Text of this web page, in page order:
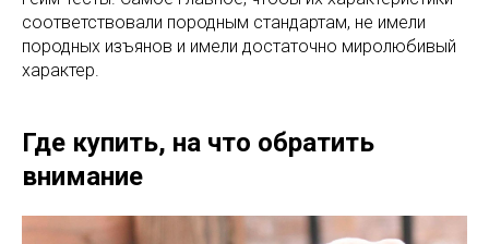
соответствовали породным стандартам, не имели
породных изъянов и имели достаточно миролюбивый
характер.
Где купить, на что обратить
внимание